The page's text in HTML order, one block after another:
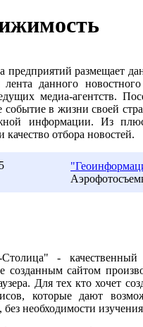
предприятий размещает
лента данного
медиа-агентств.
событие в жизни своей
информации. Из
качество отбора новостей.
Столица" -
созданным сайтом
Для тех кто хочет
которые дают
без необходимости